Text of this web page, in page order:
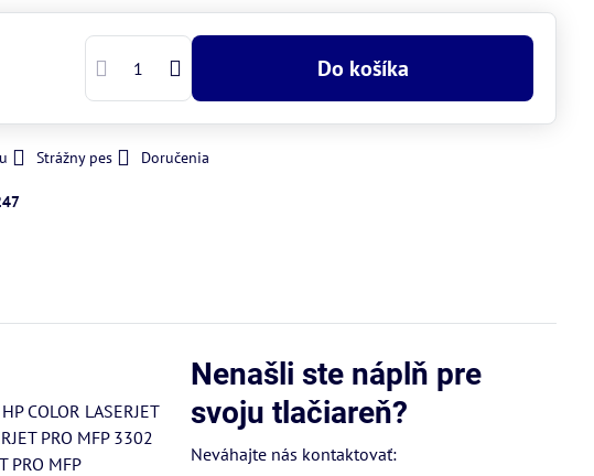
Do košíka
Strážny pes Doručenia
COLOR LASERJET
PRO MFP 3302
PRO MFP
Nenašli ste náplň pre
svoju tlačiareň?
Neváhajte nás kontaktovať: